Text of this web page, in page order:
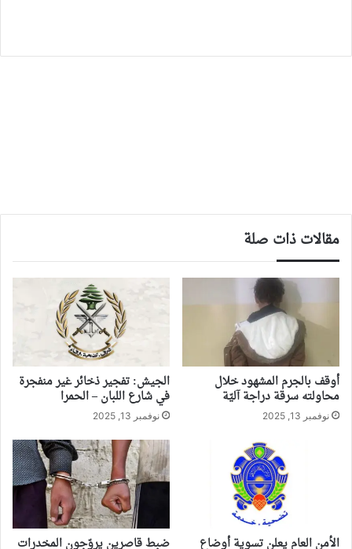
مقالات ذات صلة
أوقف بالجرم المشهود خلال
محاولته سرقة دراجة آليّة
نوفمبر 13, 2025
الجيش: تفجير ذخائر غير منفجرة
في شارع اللبان – الحمرا
نوفمبر 13, 2025
الأمن العام يعلن تسوية أوضاع ضبط قاصرين يروّجون المخدرات